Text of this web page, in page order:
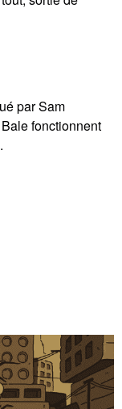
par Sam
fonctionnent